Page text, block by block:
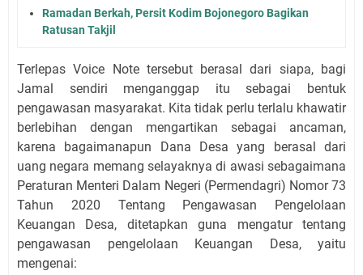
Ramadan Berkah, Persit Kodim Bojonegoro Bagikan
Ratusan Takjil
Terlepas Voice Note tersebut berasal dari siapa, bagi
Jamal sendiri menganggap itu sebagai bentuk
pengawasan masyarakat. Kita tidak perlu terlalu khawatir
berlebihan dengan mengartikan sebagai ancaman,
karena bagaimanapun Dana Desa yang berasal dari
uang negara memang selayaknya di awasi sebagaimana
Peraturan Menteri Dalam Negeri (Permendagri) Nomor 73
Tahun 2020 Tentang Pengawasan Pengelolaan
Keuangan Desa, ditetapkan guna mengatur tentang
pengawasan pengelolaan Keuangan Desa, yaitu
mengenai: